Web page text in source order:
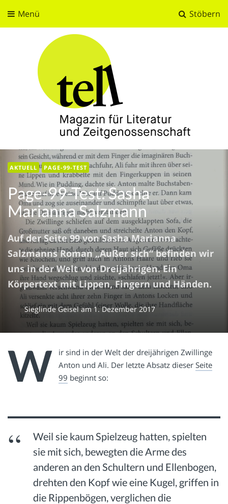
Stöbern
Menü
tell
Magazin für Literatur und Zeitgenossenschaft
AKTUELL PAGE-99-TEST
Page-99-Test: Sasha
Marianna Salzmann
Auf der Seite 99 von Sasha Marianna
Salzmanns Roman „Außer sich“ befinden wir
uns in der Welt von Dreijährigen. Ein
Körpertext mit Lippen, Fingern und Händen.
Sieglinde Geiselam 1. Dezember 2017
W
ir sind in der Welt der dreijährigen Zwillinge
Anton und Ali. Der letzte Absatz dieser Seite
99 beginnt so:
Weil sie kaum Spielzeug hatten, spielten
sie mit sich, bewegten die Arme des
anderen an den Schultern und Ellenbogen,
drehten den Kopf wie eine Kugel, griffen in
die Rippenbögen, verglichen die